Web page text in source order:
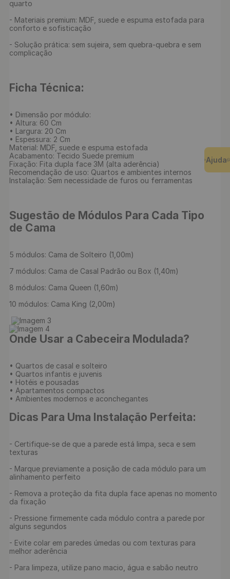
Ajuda
quarto
- Materiais premium: MDF, suede e espuma estofada para
conforto e sofisticação
- Solução prática: sem sujeira, sem quebra-quebra e sem
complicação
Ficha Técnica:
• Dimensão por módulo:
• Altura: 60 Cm
• Largura: 20 Cm
• Espessura: 2 Cm
Material: MDF, suede e espuma estofada
Acabamento: Tecido Suede premium
Fixação: Fita dupla face 3M (alta aderência)
Recomendação de uso: Quartos e ambientes internos
Instalação: Sem necessidade de furos ou ferramentas
Sugestão de Módulos Para Cada Tipo
de Cama
5 módulos: Cama de Solteiro (1,00m)
7 módulos: Cama de Casal Padrão ou Box (1,40m)
8 módulos: Cama Queen (1,60m)
10 módulos: Cama King (2,00m)
Onde Usar a Cabeceira Modulada?
• Quartos de casal e solteiro
• Quartos infantis e juvenis
• Hotéis e pousadas
• Apartamentos compactos
• Ambientes modernos e aconchegantes
Dicas Para Uma Instalação Perfeita:
- Certifique-se de que a parede está limpa, seca e sem
texturas
- Marque previamente a posição de cada módulo para um
alinhamento perfeito
- Remova a proteção da fita dupla face apenas no momento
da fixação
- Pressione firmemente cada módulo contra a parede por
alguns segundos
- Evite colar em paredes úmedas ou com texturas para
melhor aderência
- Para limpeza, utilize pano macio, água e sabão neutro